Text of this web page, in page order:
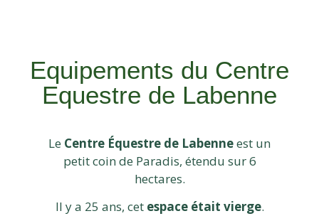
Equipements du Centre
Equestre de Labenne
Le Centre Équestre de Labenneest un
petit coin de Paradis, étendu sur 6
hectares.
Il y a 25 ans, cet espace était vierge.